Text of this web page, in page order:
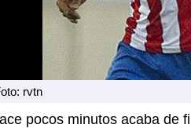
rvtn
pocos minutos acaba de